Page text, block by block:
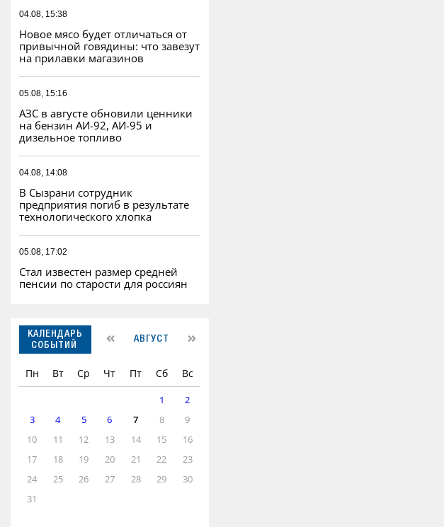
04.08, 15:38
Новое мясо будет отличаться от
привычной говядины: что завезут
на прилавки магазинов
05.08, 15:16
АЗС в августе обновили ценники
на бензин АИ-92, АИ-95 и
дизельное топливо
04.08, 14:08
В Сызрани сотрудник
предприятия погиб в результате
технологического хлопка
05.08, 17:02
Стал известен размер средней
пенсии по старости для россиян
КАЛЕНДАРЬ
СОБЫТИЙ
АВГУСТ
Пн Вт Ср Чт Пт Сб Вс
1
2
3
4 5 6 7 8
9
10
11 12 13 14 15
16
17
18 19 20 21 22
23
24
25 26 27 28 29
30
31